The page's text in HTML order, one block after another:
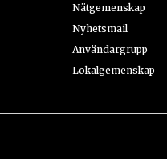
Nätgemenskap
Nyhetsmail
Användargrupp
Lokalgemenskap